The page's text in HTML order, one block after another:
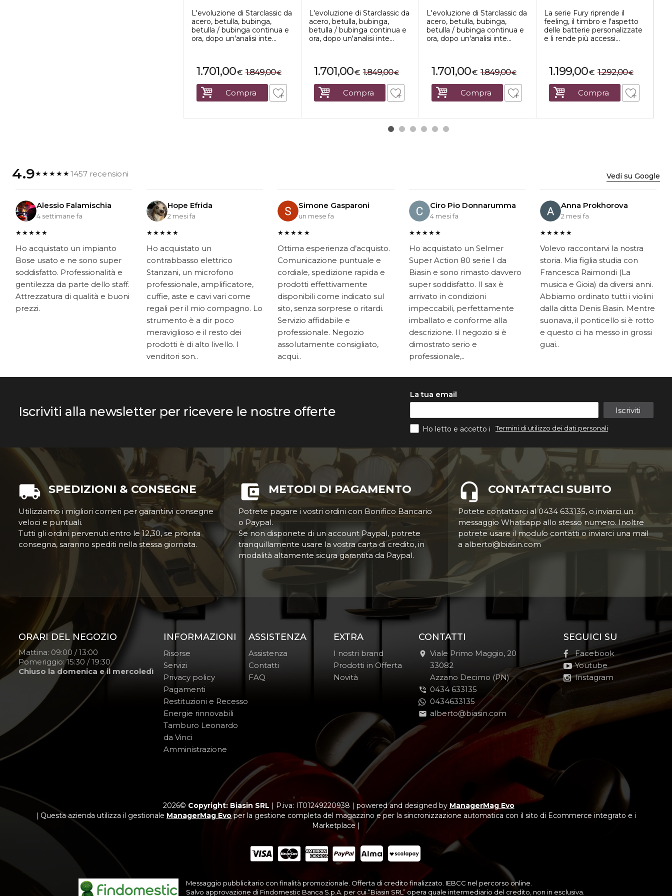
3-pezzi ...
L'evoluzione di Starclassic da
acero, betulla, bubinga,
betulla / bubinga continua e
ora, dopo un'analisi inte...
€
1.701,00 €
1.849,00
Compra
3-pezzi ...
L'evoluzione di Starclassic da
acero, betulla, bubinga,
betulla / bubinga continua e
ora, dopo un'analisi inte...
€
1.701,00 €
1.849,00
Compra
3-pezzi ...
L'evoluzione di Starclassic da
acero, betulla, bubinga,
betulla / bubinga continua e
ora, dopo un'analisi inte...
€
1.701,00 €
1.849,00
Compra
La serie Fury riprende il
feeling, il timbro e l'aspetto
delle batterie personalizzate
e li rende più accessi...
€
1.199,00 €
1.292,00
Compra
4.9★★★★★1457 recensioni Vedi su Google
Alessio Falamischia
4 settimane fa
★★★★★
Ho acquistato un impianto
Bose usato e ne sono super
soddisfatto. Professionalità e
gentilezza da parte dello staff.
Attrezzatura di qualità e buoni
prezzi.
Hope Efrida
2 mesi fa
★★★★★
Ho acquistato un
contrabbasso elettrico
Stanzani, un microfono
professionale, amplificatore,
cuffie, aste e cavi vari come
regali per il mio compagno. Lo
strumento è a dir poco
meraviglioso e il resto dei
prodotti è di alto livello. I
venditori son..
Simone Gasparoni
un mese fa
★★★★★
Ottima esperienza d’acquisto.
Comunicazione puntuale e
cordiale, spedizione rapida e
prodotti effettivamente
disponibili come indicato sul
sito, senza sorprese o ritardi.
Servizio affidabile e
professionale. Negozio
assolutamente consigliato,
acqui..
Ciro Pio Donnarumma
4 mesi fa
★★★★★
Ho acquistato un Selmer
Super Action 80 serie I da
Biasin e sono rimasto davvero
super soddisfatto. Il sax è
arrivato in condizioni
impeccabili, perfettamente
imballato e conforme alla
descrizione. Il negozio si è
dimostrato serio e
professionale,..
Anna Prokhorova
2 mesi fa
★★★★★
Volevo raccontarvi la nostra
storia. Mia figlia studia con
Francesca Raimondi (La
musica e Gioia) da diversi anni.
Abbiamo ordinato tutti i violini
dalla ditta Denis Basin. Mentre
suonava, il ponticello si è rotto
e questo ci ha messo in grossi
guai..
Iscriviti alla newsletter per ricevere le nostre offerte
La tua email
Iscriviti
Ho letto e accetto i Termini di utilizzo dei dati personali
SPEDIZIONI & CONSEGNE
Utilizziamo i migliori corrieri per garantirvi consegne
veloci e puntuali.
Tutti gli ordini pervenuti entro le 12,30, se pronta
consegna, saranno spediti nella stessa giornata.
METODI DI PAGAMENTO
Potrete pagare i vostri ordini con Bonifico Bancario
o Paypal.
Se non disponete di un account Paypal, potrete
tranquillamente usare la vostra carta di credito, in
modalità altamente sicura garantita da Paypal.
CONTATTACI SUBITO
Potete contattarci al 0434 633135, o inviarci un
messaggio Whatsapp allo stesso numero. Inoltre
potrete usare il modulo contatti o inviarci una mail
a alberto@biasin.com
ORARI DEL NEGOZIO
Mattina: 09:00 / 13:00
Pomeriggio: 15:30 / 19:30
Chiuso la domenica e il mercoledì
INFORMAZIONI
Risorse
Servizi
Privacy policy
Pagamenti
Restituzioni e Recesso
Energie rinnovabili
Tamburo Leonardo
da Vinci
Amministrazione
ASSISTENZA
Assistenza
Contatti
FAQ
EXTRA
I nostri brand
Prodotti in Offerta
Novità
CONTATTI
Viale Primo Maggio, 20
-
33082
-
Azzano Decimo (PN)
0434 633135
0434633135
alberto@biasin.com
SEGUICI SU
Facebook
Youtube
Instagram
2026© Copyright: Biasin SRL | P.iva: IT01249220938 | powered and designed by ManagerMag Evo
| Questa azienda utilizza il gestionale ManagerMag Evoper la gestione completa del magazzino e per la sincronizzazione automatica con il sito di Ecommerce integrato e i
Marketplace |
Messaggio pubblicitario con finalità promozionale. Offerta di credito finalizzato. IEBCC nel percorso online.
Salvo approvazione di Findomestic Banca S.p.A. per cui “Biasin SRL” opera quale intermediario del credito, non in esclusiva.